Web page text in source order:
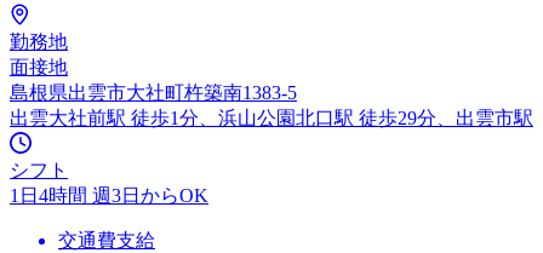
勤務地
面接地
島根県出雲市大社町杵築南1383-5
出雲大社前駅 徒歩1分、浜山公園北口駅 徒歩29分、出雲市駅
シフト
1日4時間 週3日からOK
交通費支給